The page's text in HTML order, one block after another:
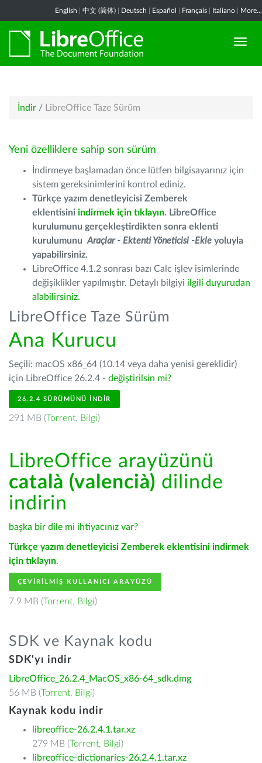
English 中文 (简体) Deutsch Español Français Italiano More...
İndir / LibreOffice Taze Sürüm
Yeni özelliklere sahip son sürüm
İndirmeye başlamadan önce lütfen bilgisayarınız için
sistem gereksinimlerini kontrol ediniz.
Türkçe yazım denetleyicisi Zemberek
eklentisini indirmek için tıklayın. LibreOffice
kurulumunu gerçekleştirdikten sonra eklenti
kurulumunu Araçlar - Ektenti Yöneticisi -Ekle yoluyla
yapabilirsiniz.
LibreOffice 4.1.2 sonrası bazı Calc işlev isimlerinde
değişiklikler yapılmıştır. Detaylı bilgiyi ilgili duyurudan
alabilirsiniz.
LibreOffice Taze Sürüm
Ana Kurucu
Seçili: macOS x86_64 (10.14 veya daha yenisi gereklidir)
için LibreOffice 26.2.4 - değiştirilsin mi?
26.2.4 SÜRÜMÜNÜ İNDIR
291 MB (Torrent, Bilgi)
LibreOffice arayüzünü
català (valencià) dilinde
indirin
başka bir dile mi ihtiyacınız var?
Türkçe yazım denetleyicisi Zemberek eklentisini indirmek
için tıklayın.
ÇEVIRILMIŞ KULLANICI ARAYÜZÜ
7.9 MB (Torrent, Bilgi)
SDK ve Kaynak kodu
SDK'yı indir
LibreOffice_26.2.4_MacOS_x86-64_sdk.dmg
56 MB (Torrent, Bilgi)
Kaynak kodu indir
libreoffice-26.2.4.1.tar.xz
279 MB (Torrent, Bilgi)
libreoffice-dictionaries-26.2.4.1.tar.xz